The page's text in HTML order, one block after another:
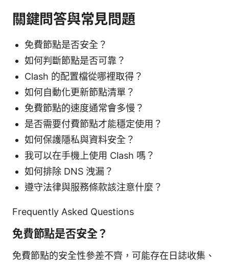
關鍵問答與常見問題
免費節點是否安全？
如何判斷節點是否可靠？
Clash 的配置檔從哪裡取得？
如何自動化更新節點清單？
免費節點的速度通常會多慢？
是否需要付費節點才能穩定使用？
如何保護隱私與資料安全？
我可以在手機上使用 Clash 嗎？
如何排除 DNS 洩漏？
遵守法律與服務條款該注意什麼？
Frequently Asked Questions
免費節點是否安全？
免費節點的安全性參差不齊，可能存在日誌收集、